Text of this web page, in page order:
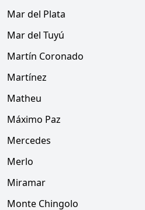
Mar del Plata
Mar del Tuyú
Martín Coronado
Martínez
Matheu
Máximo Paz
Mercedes
Merlo
Miramar
Monte Chingolo